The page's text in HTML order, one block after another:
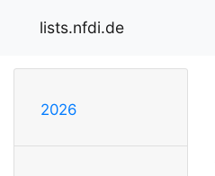
lists.nfdi.de
2026